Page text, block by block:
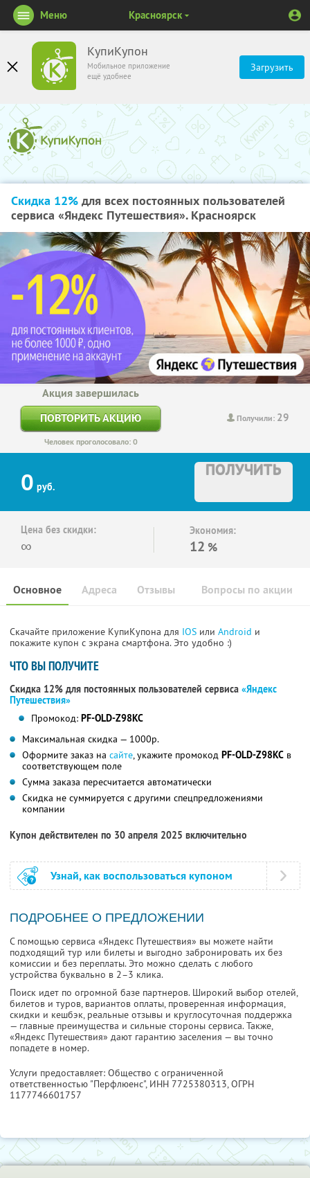
КупиКупон
Мобильное приложение
ещё удобнее
Загрузить
Меню Красноярск
Скидка 12% для всех постоянных пользователей
сервиса «Яндекс Путешествия». Красноярск
Получили: 29
Акция завершилась
ПОВТОРИТЬ АКЦИЮ
Человек проголосовало: 0
0 руб.
ПОЛУЧИТЬ
Цена без скидки:
∞
Экономия:
12 %
Основное Отзывы Вопросы по акции
Адреса
Скачайте приложение КупиКупона для IOS или Android и
покажите купон с экрана смартфона. Это удобно :)
ЧТО ВЫ ПОЛУЧИТЕ
Скидка 12% для постоянных пользователей сервиса «Яндекс
Путешествия»
Промокод: PF-OLD-Z98KC
Максимальная скидка — 1000р.
Оформите заказ на сайте, укажите промокод PF-OLD-Z98KC в
соответствующем поле
Сумма заказа пересчитается автоматически
Скидка не суммируется с другими спецпредложениями
компании
Купон действителен по 30 апреля 2025 включительно
Узнай, как воспользоваться купоном
ПОДРОБНЕЕ О ПРЕДЛОЖЕНИИ
С помощью сервиса «Яндекс Путешествия» вы можете найти
подходящий тур или билеты и выгодно забронировать их без
комиссии и без переплаты. Это можно сделать с любого
устройства буквально в 2–3 клика.
Поиск идет по огромной базе партнеров. Широкий выбор отелей,
билетов и туров, вариантов оплаты, проверенная информация,
скидки и кешбэк, реальные отзывы и круглосуточная поддержка
— главные преимущества и сильные стороны сервиса. Также,
«Яндекс Путешествия» дают гарантию заселения — вы точно
попадете в номер.
Услуги предоставляет: Общество с ограниченной
ответственностью "Перфлюенс", ИНН 7725380313, ОГРН
1177746601757